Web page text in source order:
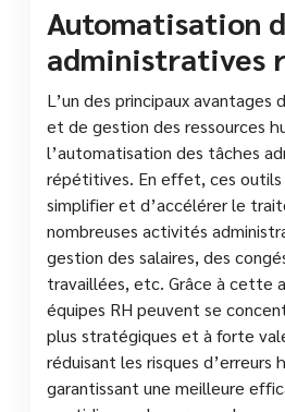
Automatisation
administratives
L’un des principaux avantages
et de gestion des ressources
l’automatisation des tâches
répétitives. En effet, ces
simplifier et d’accélérer le
nombreuses activités
gestion des salaires, des
travaillées, etc. Grâce à cette
équipes RH peuvent se
plus stratégiques et à forte
réduisant les risques d’erreurs
garantissant une meilleure